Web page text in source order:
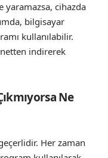
yaramazsa, cihazda
bilgisayar
kullanılabilir.
indirerek
Ne
Her zaman